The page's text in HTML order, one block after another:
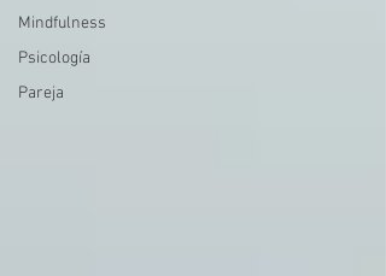
Mindfulness
Psicología
Pareja